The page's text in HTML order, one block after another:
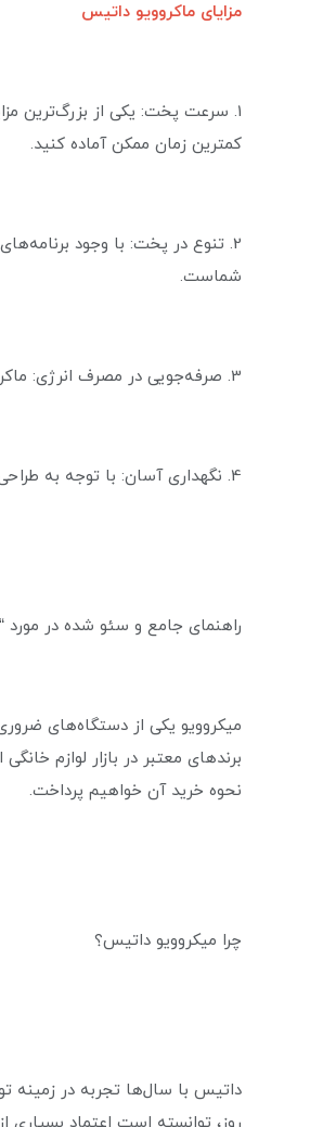
مزایای ماکروویو داتیس
1. سرعت پخت: یکی از بزرگ‌ترین
کمترین زمان ممکن آماده کنید.
2. تنوع در پخت: با وجود
شماست.
3. صرفه‌جویی در مصرف انرژی: ماکروویو داتیس به گونه‌ای طراحی شده که مصرف انرژی کمتری دارد و این امر به کاهش هزینه‌های برق شما کمک می‌کند.
4. نگهداری آسان: با توجه به طراحی داخلی این ماکروویو، تمیز کردن آن بسیار آسان است و شما می‌توانید به راحتی از آن استفاده کنید.
راهنمای جامع و سئو شده در مورد
میکروویو یکی از دستگاه‌های
برندهای معتبر در بازار لوازم
نحوه خرید آن خواهیم پرداخت.
چرا میکروویو داتیس؟
داتیس با سال‌ها تجربه در زمینه